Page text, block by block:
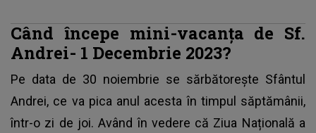
Când începe mini-vacanța de Sf.
Andrei- 1 Decembrie 2023?
Pe data de 30 noiembrie se sărbătorește Sfântul
Andrei, ce va pica anul acesta în timpul săptămânii,
într-o zi de joi. Având în vedere că Ziua Națională a